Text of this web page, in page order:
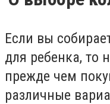
Если вы
для ребенка, то
прежде чем
различные